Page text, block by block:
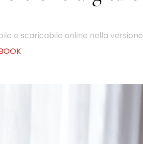
e scaricabile online nella versione